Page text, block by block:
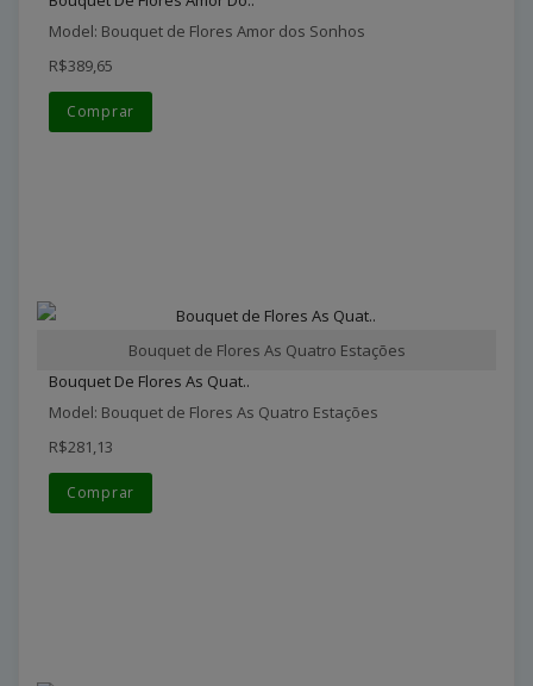
Model: Bouquet de Flores Amor dos Sonhos
R$389,65
Comprar
Bouquet de Flores As Quatro Estações
Bouquet De Flores As Quat..
Model: Bouquet de Flores As Quatro Estações
R$281,13
Comprar